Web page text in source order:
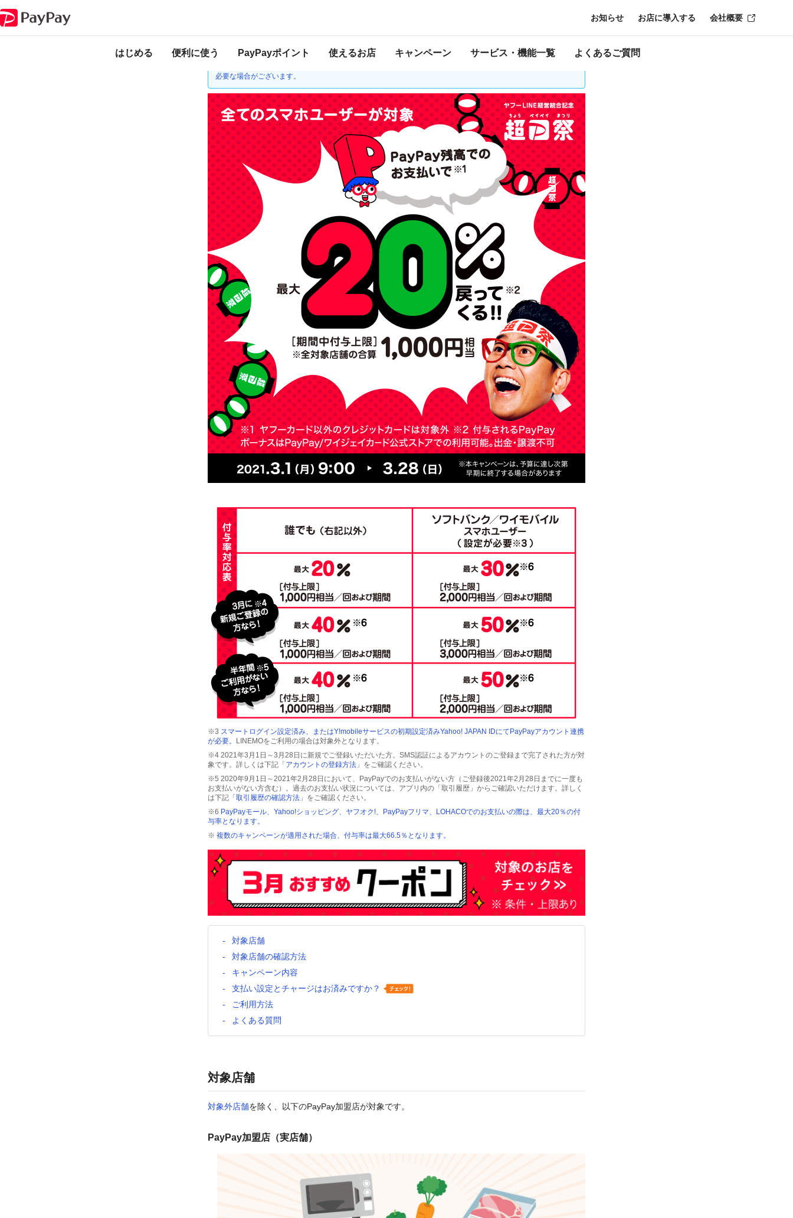
はじめる 便利に使う PayPayポイント 使えるお店 キャンペーン サービス・機能一覧 よくあるご質問
お知らせ お店に導入する 会社概要
ります。
必要な場合がございます。
※3 スマートログイン設定済み、またはY!mobileサービスの初期設定済みYahoo! JAPAN IDにてPayPayアカウント連携
が必要。
LINEMOをご利用の場合は対象外となります。
※4 2021年3月1日～3月28日に新規でご登録いただいた方。SMS認証によるアカウントのご登録まで完了された方が対
象です。詳しくは下記「 アカウントの登録方法 」をご確認ください。
※5 2020年9月1日～2021年2月28日において、PayPayでのお支払いがない方（ご登録後2021年2月28日までに一度も
お支払いがない方含む）。過去のお支払い状況については、アプリ内の「取引履歴」からご確認いただけます。詳しく
は下記「 取引履歴の確認方法 」をご確認ください。
※6 PayPayモール、Yahoo!ショッピング、ヤフオク!、PayPayフリマ、LOHACOでのお支払いの際は、最大20％の付
与率となります。
※ 複数のキャンペーンが適用された場合、付与率は最大66.5％となります。
対象店舗
対象店舗の確認方法
キャンペーン内容
支払い設定とチャージはお済みですか？
ご利用方法
よくある質問
対象店舗
対象外店舗を除く、以下のPayPay加盟店が対象です。
PayPay加盟店（実店舗）